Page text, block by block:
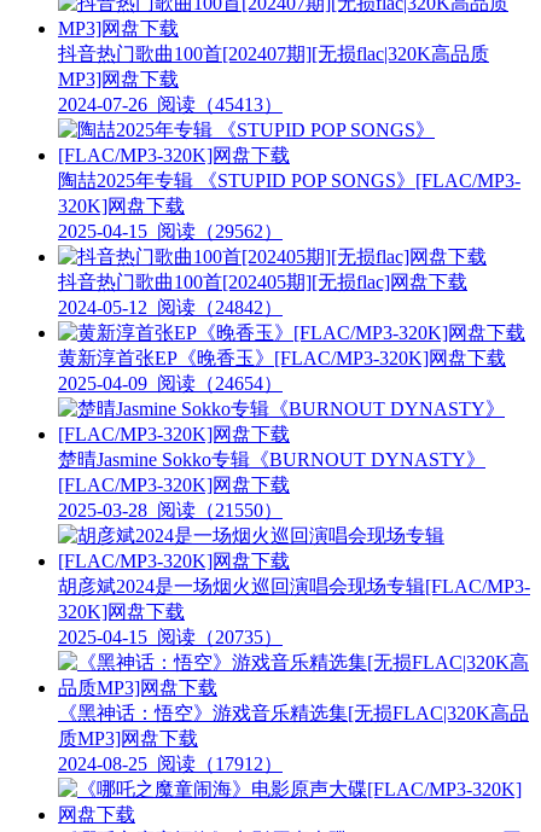
抖音热门歌曲100首[202407期][无损flac|320K高品质
MP3]网盘下载
2024-07-26 阅读（45413）
陶喆2025年专辑 《STUPID POP SONGS》[FLAC/MP3-
320K]网盘下载
2025-04-15 阅读（29562）
抖音热门歌曲100首[202405期][无损flac]网盘下载
2024-05-12 阅读（24842）
黄新淳首张EP《晚香玉》[FLAC/MP3-320K]网盘下载
2025-04-09 阅读（24654）
楚晴Jasmine Sokko专辑《BURNOUT DYNASTY》
[FLAC/MP3-320K]网盘下载
2025-03-28 阅读（21550）
胡彦斌2024是一场烟火巡回演唱会现场专辑[FLAC/MP3-
320K]网盘下载
2025-04-15 阅读（20735）
《黑神话：悟空》游戏音乐精选集[无损FLAC|320K高品
质MP3]网盘下载
2024-08-25 阅读（17912）